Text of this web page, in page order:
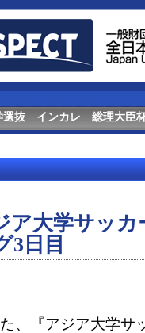
選抜 インカレ 総理大臣
ア大学サッ
3日目
、『アジア大学サ